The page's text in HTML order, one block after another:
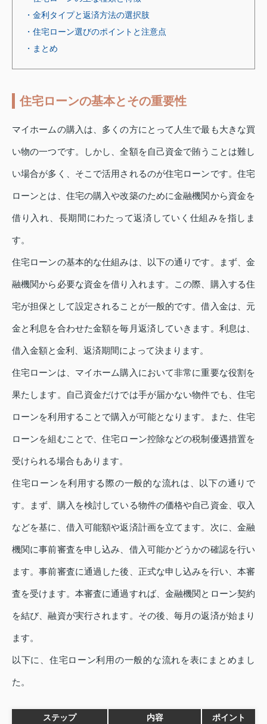
・金利タイプと返済方法の選択肢
・住宅ローン選びのポイントと注意点
・まとめ
住宅ローンの基本とその重要性
マイホームの購入は、多くの方にとって人生で最も大きな買
い物の一つです。しかし、全額を自己資金で賄うことは難し
い場合が多く、そこで活用されるのが住宅ローンです。住宅
ローンとは、住宅の購入や改築のために金融機関から資金を
借り入れ、長期間にわたって返済していく仕組みを指しま
す。
住宅ローンの基本的な仕組みは、以下の通りです。まず、金
融機関から必要な資金を借り入れます。この際、購入する住
宅が担保として設定されることが一般的です。借入金は、元
金と利息を合わせた金額を毎月返済していきます。利息は、
借入金額と金利、返済期間によって決まります。
住宅ローンは、マイホーム購入において非常に重要な役割を
果たします。自己資金だけでは手が届かない物件でも、住宅
ローンを利用することで購入が可能となります。また、住宅
ローンを組むことで、住宅ローン控除などの税制優遇措置を
受けられる場合もあります。
住宅ローンを利用する際の一般的な流れは、以下の通りで
す。まず、購入を検討している物件の価格や自己資金、収入
などを基に、借入可能額や返済計画を立てます。次に、金融
機関に事前審査を申し込み、借入可能かどうかの確認を行い
ます。事前審査に通過した後、正式な申し込みを行い、本審
査を受けます。本審査に通過すれば、金融機関とローン契約
を結び、融資が実行されます。その後、毎月の返済が始まり
ます。
以下に、住宅ローン利用の一般的な流れを表にまとめまし
た。
ステップ 内容 ポイント